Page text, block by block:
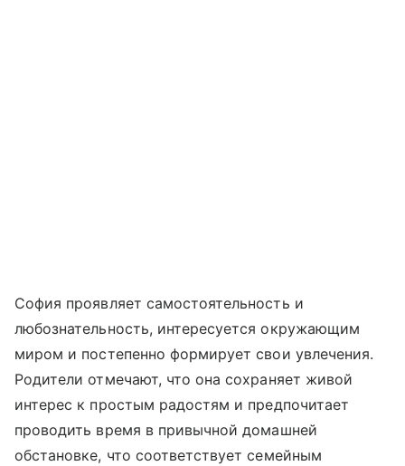
София проявляет самостоятельность и
любознательность, интересуется окружающим
миром и постепенно формирует свои увлечения.
Родители отмечают, что она сохраняет живой
интерес к простым радостям и предпочитает
проводить время в привычной домашней
обстановке, что соответствует семейным